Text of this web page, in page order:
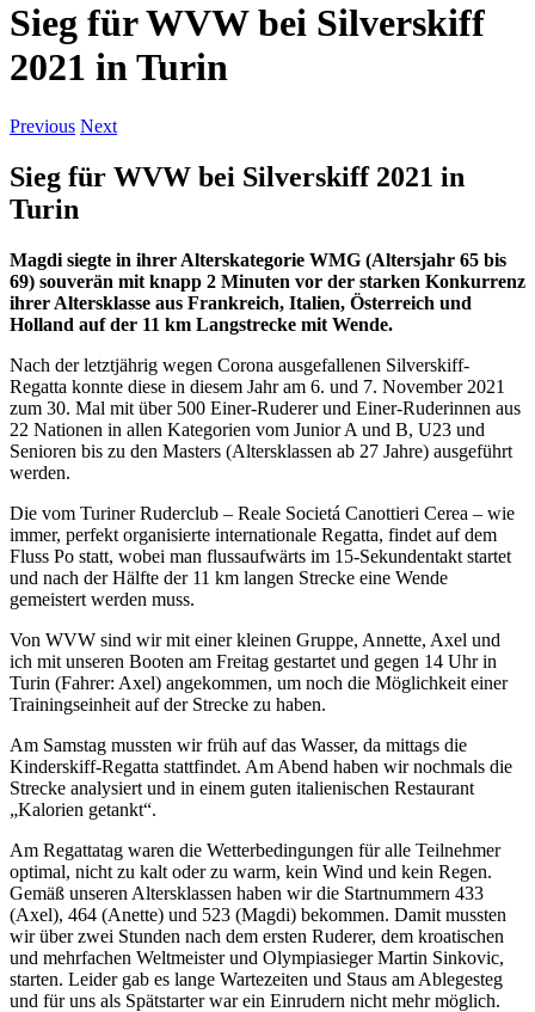
Sieg für WVW bei Silverskiff
2021 in Turin
Previous Next
Sieg für WVW bei Silverskiff 2021 in
Turin
Magdi siegte in ihrer Alterskategorie WMG (Altersjahr 65 bis
69) souverän mit knapp 2 Minuten vor der starken Konkurrenz
ihrer Altersklasse aus Frankreich, Italien, Österreich und
Holland auf der 11 km Langstrecke mit Wende.
Nach der letztjährig wegen Corona ausgefallenen Silverskiff-
Regatta konnte diese in diesem Jahr am 6. und 7. November 2021
zum 30. Mal mit über 500 Einer-Ruderer und Einer-Ruderinnen aus
22 Nationen in allen Kategorien vom Junior A und B, U23 und
Senioren bis zu den Masters (Altersklassen ab 27 Jahre) ausgeführt
werden.
Die vom Turiner Ruderclub – Reale Societá Canottieri Cerea – wie
immer, perfekt organisierte internationale Regatta, findet auf dem
Fluss Po statt, wobei man flussaufwärts im 15-Sekundentakt startet
und nach der Hälfte der 11 km langen Strecke eine Wende
gemeistert werden muss.
Von WVW sind wir mit einer kleinen Gruppe, Annette, Axel und
ich mit unseren Booten am Freitag gestartet und gegen 14 Uhr in
Turin (Fahrer: Axel) angekommen, um noch die Möglichkeit einer
Trainingseinheit auf der Strecke zu haben.
Am Samstag mussten wir früh auf das Wasser, da mittags die
Kinderskiff-Regatta stattfindet. Am Abend haben wir nochmals die
Strecke analysiert und in einem guten italienischen Restaurant
„Kalorien getankt“.
Am Regattatag waren die Wetterbedingungen für alle Teilnehmer
optimal, nicht zu kalt oder zu warm, kein Wind und kein Regen.
Gemäß unseren Altersklassen haben wir die Startnummern 433
(Axel), 464 (Anette) und 523 (Magdi) bekommen. Damit mussten
wir über zwei Stunden nach dem ersten Ruderer, dem kroatischen
und mehrfachen Weltmeister und Olympiasieger Martin Sinkovic,
starten. Leider gab es lange Wartezeiten und Staus am Ablegesteg
und für uns als Spätstarter war ein Einrudern nicht mehr möglich.